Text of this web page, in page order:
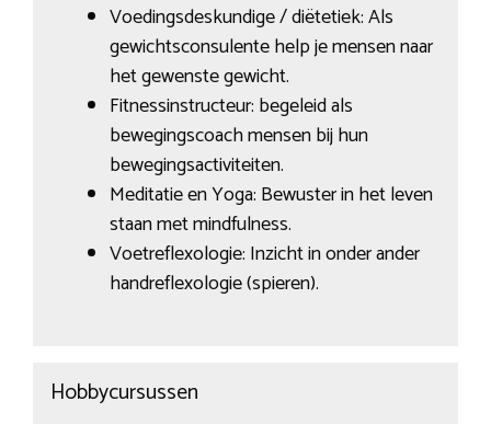
Voedingsdeskundige / diëtetiek: Als
gewichtsconsulente help je mensen naar
het gewenste gewicht.
Fitnessinstructeur: begeleid als
bewegingscoach mensen bij hun
bewegingsactiviteiten.
Meditatie en Yoga: Bewuster in het leven
staan met mindfulness.
Voetreflexologie: Inzicht in onder ander
handreflexologie (spieren).
Hobbycursussen